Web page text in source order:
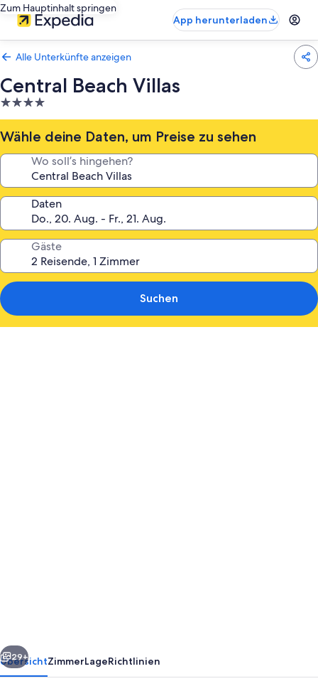
Zum Hauptinhalt springen
App herunterladen
Alle Unterkünfte anzeigen
Central Beach Villas
4.0-
Sterne-
Unterkunft
Wähle deine Daten, um Preise zu sehen
Wo soll’s hingehen?
Daten
Gäste
Suchen
Weiter
29+
ÜbersichtZimmerLageRichtlinien